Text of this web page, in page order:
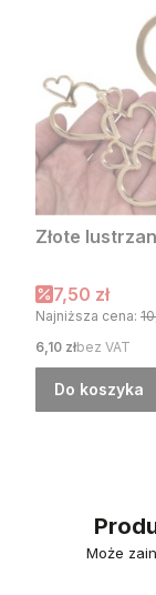
Złote
Cena
7,50 zł
Najniższa cena:
Cena
6,10 złbez VAT
Do koszyka
Może